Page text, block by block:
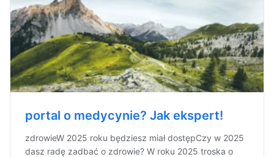
portal o medycynie? Jak ekspert!
zdrowieW 2025 roku będziesz miał dostępCzy w 2025
dasz radę zadbać o zdrowie? W roku 2025 troska o